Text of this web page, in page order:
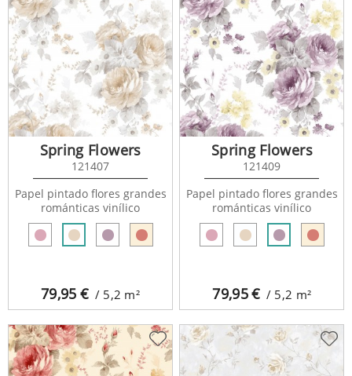
79,95 € / 5,2 m²
Spring Flowers
121407
Papel pintado flores grandes
románticas vinílico
79,95€ / 5,2 m²
Spring Flowers
121409
Papel pintado flores grandes
románticas vinílico